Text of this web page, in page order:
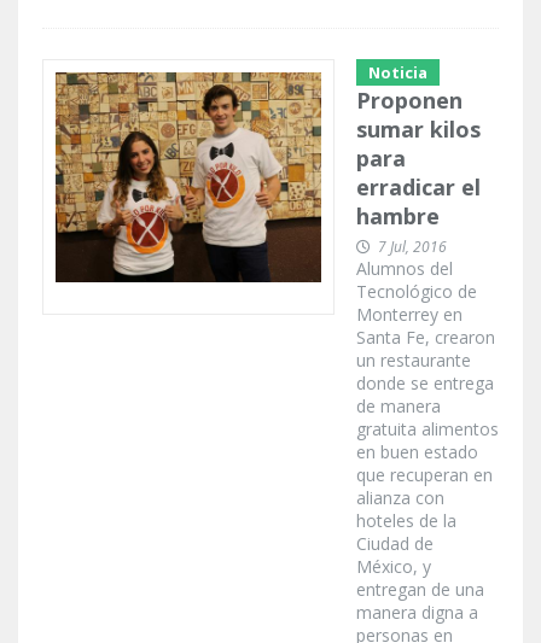
Noticia
Proponen
sumar kilos
para
erradicar el
hambre
7 Jul, 2016
Alumnos del
Tecnológico de
Monterrey en
Santa Fe, crearon
un restaurante
donde se entrega
de manera
gratuita alimentos
en buen estado
que recuperan en
alianza con
hoteles de la
Ciudad de
México, y
entregan de una
manera digna a
personas en